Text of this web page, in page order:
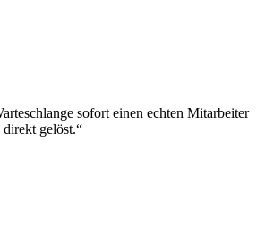
sofort einen echten Mitarbeiter
gelöst.“